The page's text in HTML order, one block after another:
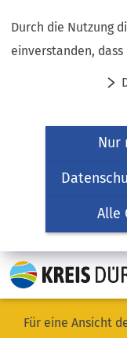
Durch die Nutzung
einverstanden,
Nur
Alle
Inhalt anspringen
Für eine Ansicht